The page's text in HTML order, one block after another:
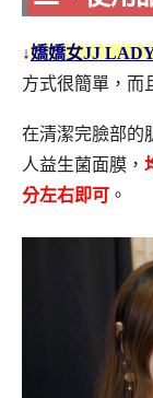
↓嬌嬌女JJ
方式很簡單，而
在清潔完臉部的
人益生菌面膜，
分左右即可 。